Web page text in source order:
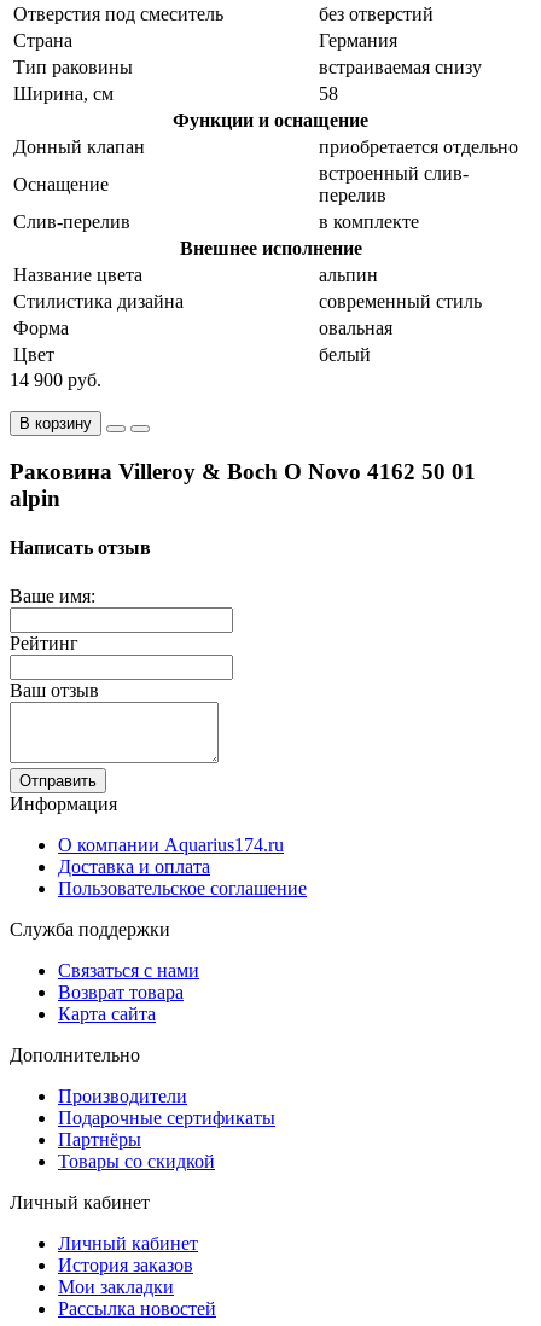
Отверстия под смеситель
без отверстий
Страна
Германия
Тип раковины
встраиваемая снизу
Ширина, см
58
Функции и оснащение
Донный клапан
приобретается отдельно
Оснащение
встроенный слив-
перелив
Слив-перелив
в комплекте
Внешнее исполнение
Название цвета
альпин
Стилистика дизайна
современный стиль
Форма
овальная
Цвет
белый
14 900 руб.
В корзину
Раковина Villeroy & Boch O Novo 4162 50 01
alpin
Написать отзыв
Ваше имя:
Рейтинг
Ваш отзыв
Отправить
Информация
О компании Aquarius174.ru
Доставка и оплата
Пользовательское соглашение
Служба поддержки
Связаться с нами
Возврат товара
Карта сайта
Дополнительно
Производители
Подарочные сертификаты
Партнёры
Товары со скидкой
Личный кабинет
Личный кабинет
История заказов
Мои закладки
Рассылка новостей